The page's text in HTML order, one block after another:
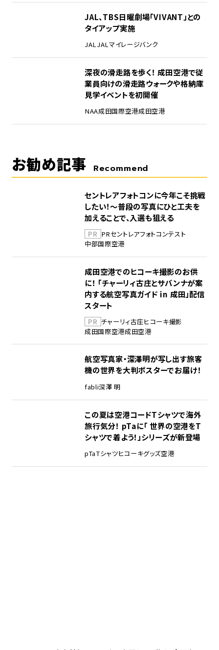
JAL、TBS日曜劇場「VIVANT」との
タイアップ実施
JALJALマイレージバンク
深夜の滑走路を歩く！ 成田空港で従
業員向けの滑走路ウォークや格納庫
見学イベントを初開催
NAA成田国際空港成田空港
お勧め記事 Recommend
セントレアフォトコンに今年こそ挑戦
したい！～普段の写真にひと工夫を
加えることで、入選も狙える
PR PRセントレアフォトコンテスト
中部国際空港
成田空港でのヒコーキ撮影のお供
に！ 「チャーリィ古庄とサバンナが案
内する航空写真ガイド in 成田」配信
スタート
PR チャーリィ古庄ヒコーキ撮影
成田国際空港成田空港
航空写真家・深澤明が写し出す旅客
機の世界を大判ポスターでお届け！
fabli深澤 明
この夏は空港コードTシャツで海外
旅行気分！ pTaに「 世界の空港をT
シャツで着よう！」シリーズが新登場
pTaTシャツヒコーキグッズ空港